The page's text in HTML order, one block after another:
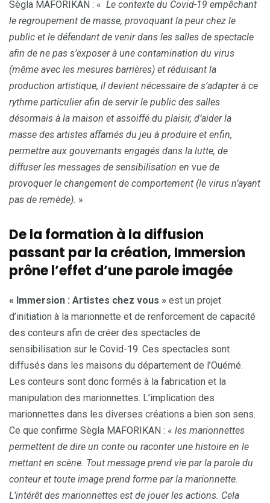
Sègla MAFORIKAN : « Le contexte du Covid-19 empêchant
le regroupement de masse, provoquant la peur chez le
public et le défendant de venir dans les salles de spectacle
afin de ne pas s’exposer à une contamination du virus
(même avec les mesures barrières) et réduisant la
production artistique, il devient nécessaire de s’adapter à ce
rythme particulier afin de servir le public des salles
désormais à la maison et assoiffé du plaisir, d’aider la
masse des artistes affamés du jeu à produire et enfin,
permettre aux gouvernants engagés dans la lutte, de
diffuser les messages de sensibilisation en vue de
provoquer le changement de comportement (le virus n’ayant
pas de remède). »
De la formation à la diffusion
passant par la création, Immersion
prône l’effet d’une parole imagée
« Immersion : Artistes chez vous » est un projet
d’initiation à la marionnette et de renforcement de capacité
des conteurs afin de créer des spectacles de
sensibilisation sur le Covid-19. Ces spectacles sont
diffusés dans les maisons du département de l’Ouémé.
Les conteurs sont donc formés à la fabrication et la
manipulation des marionnettes. L’implication des
marionnettes dans les diverses créations a bien son sens.
Ce que confirme Sègla MAFORIKAN : « les marionnettes
permettent de dire un conte ou raconter une histoire en le
mettant en scène. Tout message prend vie par la parole du
conteur et toute image prend forme par la marionnette.
L’intérêt des marionnettes est de jouer les actions. Cela